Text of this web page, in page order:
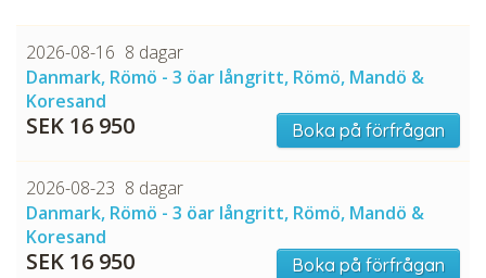
2026-08-16 8 dagar
Danmark, Römö - 3 öar långritt, Römö, Mandö &
Koresand
SEK 16 950 Boka på förfrågan
2026-08-23 8 dagar
Danmark, Römö - 3 öar långritt, Römö, Mandö &
Koresand
SEK 16 950 Boka på förfrågan